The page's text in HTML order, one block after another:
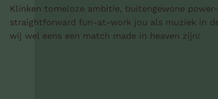
Klinken tomeloze ambitie, buitengewone
straightforward fun-at-work jou als muziek in
wij wel eens een match made in heaven zijn!